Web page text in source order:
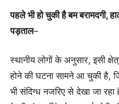
पहले भी हो चुकी है बम बरामदगी,
पड़ताल–
स्थानीय लोगों के अनुसार, इसी
होने की घटना सामने आ चुकी है,
भी संदिग्ध नजरिए से देखा जा रहा